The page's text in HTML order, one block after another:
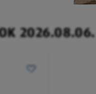
2026.08.06.